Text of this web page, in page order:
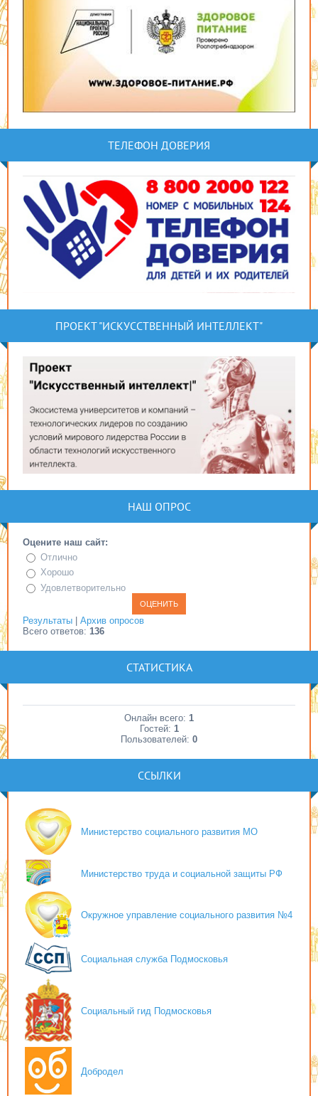
ТЕЛЕФОН ДОВЕРИЯ
ПРОЕКТ "ИСКУССТВЕННЫЙ ИНТЕЛЛЕКТ"
НАШ ОПРОС
Оцените наш сайт:
Отлично
Хорошо
Удовлетворительно
Результаты
Архив опросов
Всего ответов: 136
СТАТИСТИКА
Онлайн всего: 1
Гостей: 1
Пользователей: 0
ССЫЛКИ
Министерство социального развития МО
Министерство труда и социальной защиты РФ
Окружное управление социального развития №4
Социальная служба Подмосковья
Социальный гид Подмосковья
Добродел